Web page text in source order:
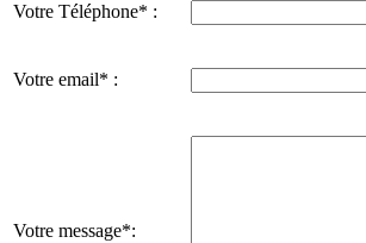
Votre Téléphone* :
Votre email* :
Votre message*: